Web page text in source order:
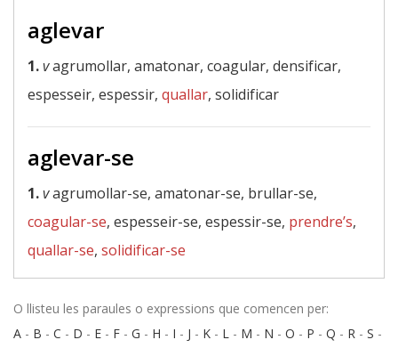
aglevar
1.vagrumollar, amatonar, coagular, densificar,
espesseir, espessir, quallar, solidificar
aglevar-se
1.vagrumollar-se, amatonar-se, brullar-se,
coagular-se, espesseir-se, espessir-se, prendre’s,
quallar-se, solidificar-se
O llisteu les paraules o expressions que comencen per:
A - B - C - D - E - F - G - H - I - J - K - L - M - N - O - P - Q - R - S -